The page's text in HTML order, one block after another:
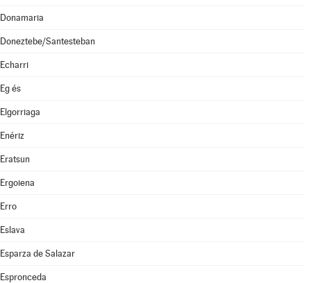
Donamaria
Doneztebe/Santesteban
Echarri
Eg és
Elgorriaga
Enériz
Eratsun
Ergoiena
Erro
Eslava
Esparza de Salazar
Espronceda